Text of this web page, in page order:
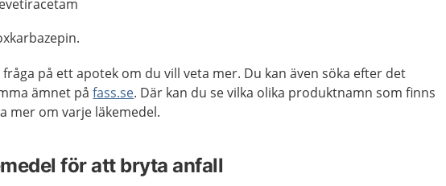
fråga på ett apotek om du vill veta mer. Du kan även söka efter det
ämnet påfass.se. Där kan du se vilka olika produktnamn som finns
mer om varje läkemedel.
för att bryta anfall